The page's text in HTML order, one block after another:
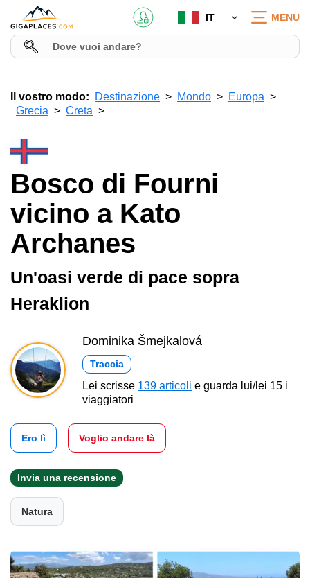
IT MENU
Il vostro modo: Destinazione Mondo
Europa
Grecia
Creta
Bosco di Fourni
vicino a Kato
Archanes
Un'oasi verde di pace sopra
Heraklion
Dominika Šmejkalová
Traccia
Lei scrisse 139 articoli e guarda lui/lei 15 i
viaggiatori
Ero lì Voglio andare là
Invia una recensione
Natura